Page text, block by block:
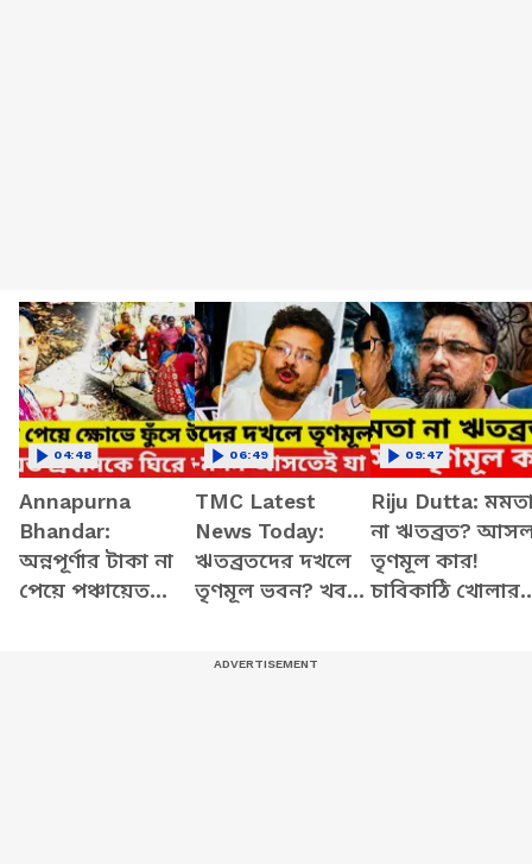
Annapurna
Bhandar:
অন্নপূর্ণার টাকা না
পেয়ে পঞ্চায়েত
04:48
TMC Latest
News Today:
ঋতব্রতদের দখলে
তৃণমূল ভবন? খবর
06:49
Riju Dutta:
না ঋতব্রত?
তৃণমূল কার!
চাবিকাঠি খোলার
09:47